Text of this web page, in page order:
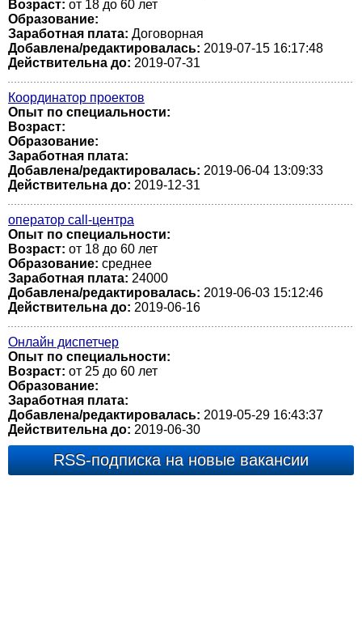
Возраст: от 18 до 60 лет
Образование:
Заработная плата: Договорная
Добавлена/редактировалась: 2019-07-15 16:17:48
Действительна до: 2019-07-31
Координатор проектов
Опыт по специальности:
Возраст:
Образование:
Заработная плата:
Добавлена/редактировалась: 2019-06-04 13:09:33
Действительна до: 2019-12-31
оператор call-центра
Опыт по специальности:
Возраст: от 18 до 60 лет
Образование: среднее
Заработная плата: 24000
Добавлена/редактировалась: 2019-06-03 15:12:46
Действительна до: 2019-06-16
Онлайн диспетчер
Опыт по специальности:
Возраст: от 25 до 60 лет
Образование:
Заработная плата:
Добавлена/редактировалась: 2019-05-29 16:43:37
Действительна до: 2019-06-30
RSS-подписка на новые вакансии